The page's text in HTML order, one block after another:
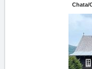
Chata/